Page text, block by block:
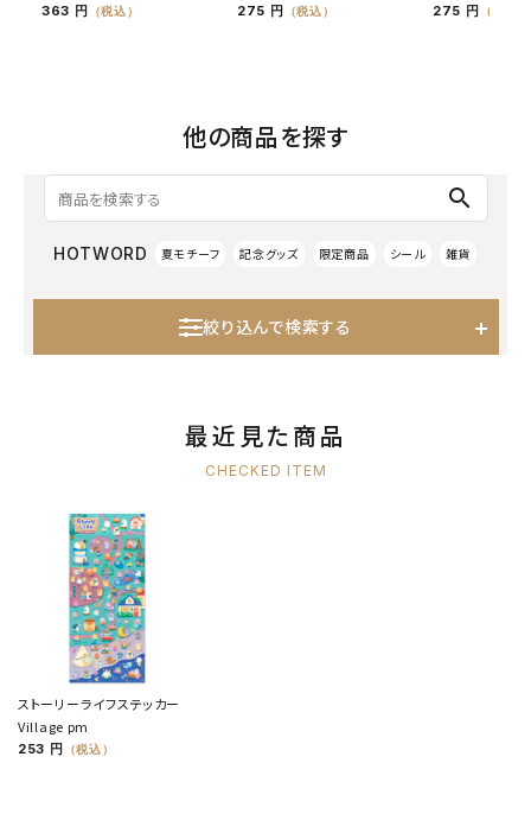
363 円 （税込） 275 円 （税込） 275 円 （税込）
他の商品を探す
search
HOTWORD 夏モチーフ 記念グッズ 限定商品 シール 雑貨
絞り込んで検索する
最近見た商品
CHECKED ITEM
ストーリーライフステッカー
Village pm
253 円 （税込）